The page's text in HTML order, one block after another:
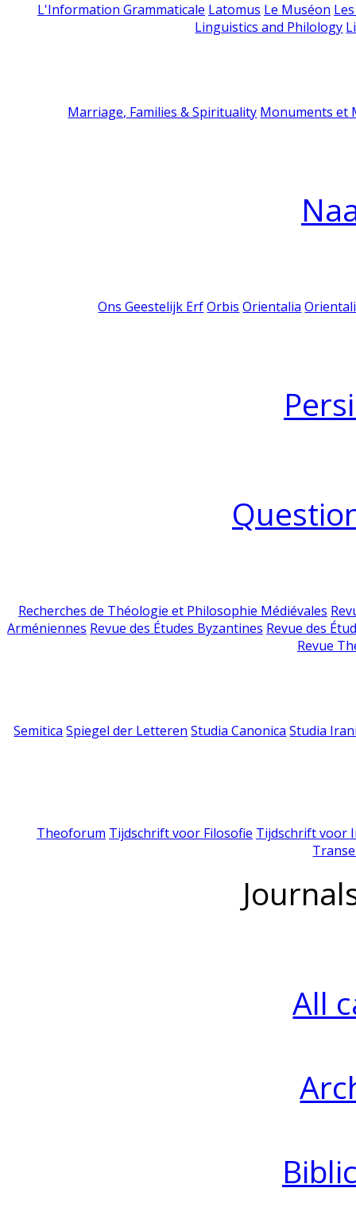
L'Information Grammaticale Latomus Le Muséon
Linguistics and Philology
Marriage, Families & Spirituality Monuments et
Ons Geestelijk Erf Orbis Orientalia
Recherches de Théologie et Philosophie Médiévales
Arméniennes Revue des Études Byzantines Revue des
Revue
Semitica Spiegel der Letteren Studia Canonica Studia
Theoforum Tijdschrift voor Filosofie Tijdschrift voor
All